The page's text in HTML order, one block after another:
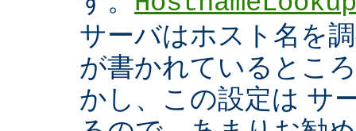
サーバはホスト名を
が書かれているとこ
かし、この設定は サ